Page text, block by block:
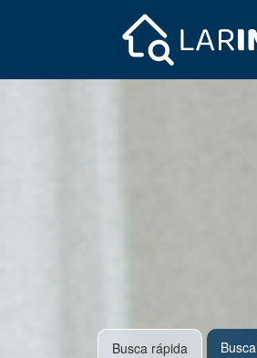
Busca rápida